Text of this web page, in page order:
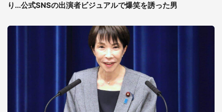
り...公式SNSの出演者ビジュアルで爆笑を誘った男